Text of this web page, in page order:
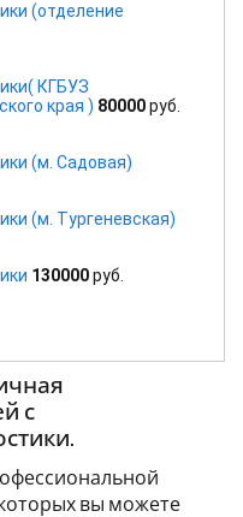
(отделение
КГБУЗ
края ) 80000руб.
(м. Садовая)
(м. Тургеневская)
130000руб.
с
вы можете